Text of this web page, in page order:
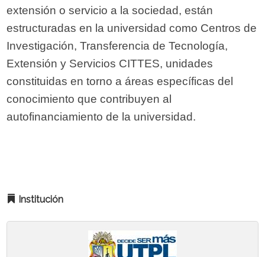
extensión o servicio a la sociedad, están
estructuradas en la universidad como Centros de
Investigación, Transferencia de Tecnología,
Extensión y Servicios CITTES, unidades
constituidas en torno a áreas específicas del
conocimiento que contribuyen al
autofinanciamiento de la universidad.
Institución